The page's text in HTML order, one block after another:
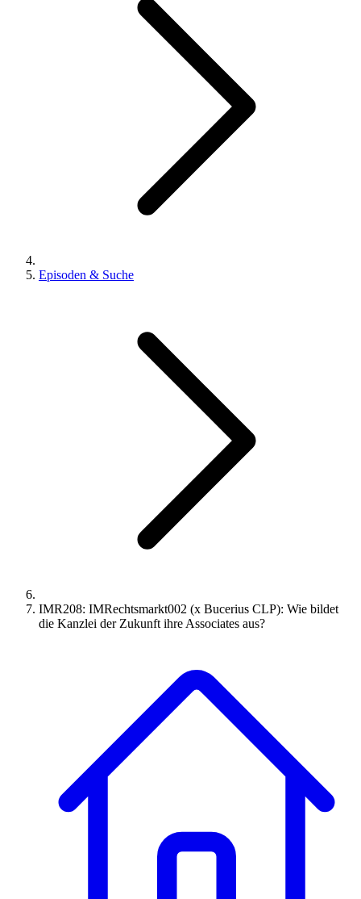
Episoden & Suche
IMR208: IMRechtsmarkt002 (x Bucerius CLP): Wie bildet
die Kanzlei der Zukunft ihre Associates aus?